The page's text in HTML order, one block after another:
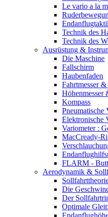
Le vario a la
Technik des
Technik des
Ausrüstung &
Die Maschine
Fallschirm
Haubenfaden
Fahrtmesser
Höhenmesser
Kompass
Pneumatische
Elektronische
Variometer :
MacCready-
FLARM -
Aerodynamik &
Die
Der
Optimale